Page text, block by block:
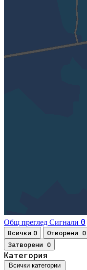
Общ преглед Сигнали 0
Всички 0 Отворени 0
Затворени 0
Категория
Всички категории